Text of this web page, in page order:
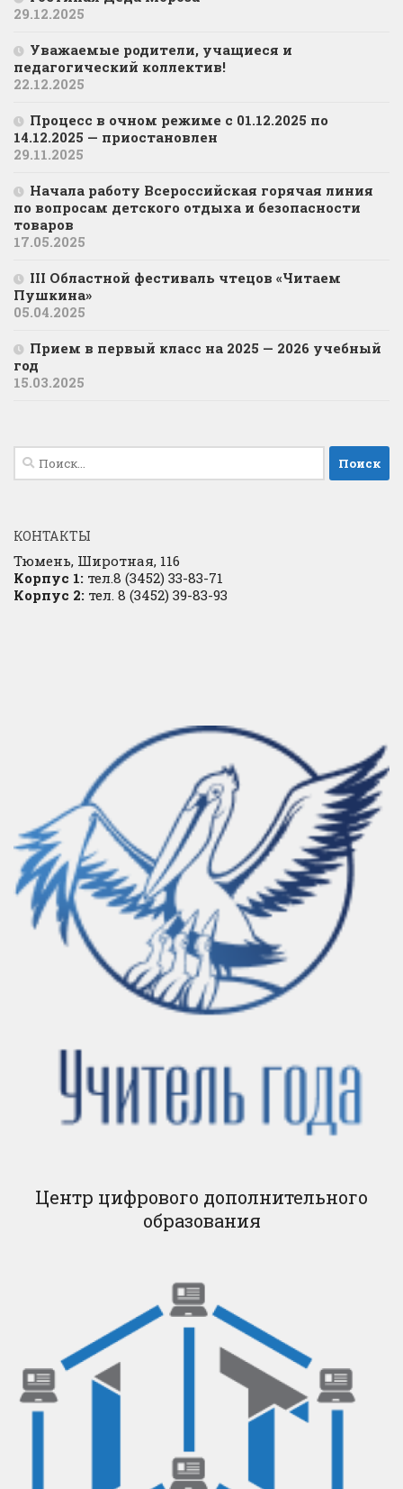
29.12.2025
Уважаемые родители, учащиеся и
педагогический коллектив!
22.12.2025
Процесс в очном режиме с 01.12.2025 по
14.12.2025 — приостановлен
29.11.2025
Начала работу Всероссийская горячая линия
по вопросам детского отдыха и безопасности
товаров
17.05.2025
III Областной фестиваль чтецов «Читаем
Пушкина»
05.04.2025
Прием в первый класс на 2025 — 2026 учебный
год
15.03.2025
Найти:
КОНТАКТЫ
Тюмень, Широтная, 116
Корпус 1: тел.8 (3452) 33-83-71
Корпус 2: тел. 8 (3452) 39-83-93
Центр цифрового дополнительного
образования